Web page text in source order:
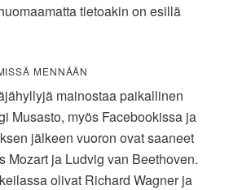
tietoakin on esillä
MENNÄÄN
mainostaa paikallinen
Musasto, myös Facebookissa ja
jälkeen vuoron ovat saaneet
Mozart ja Ludvig van Beethoven.
olivat Richard Wagner ja